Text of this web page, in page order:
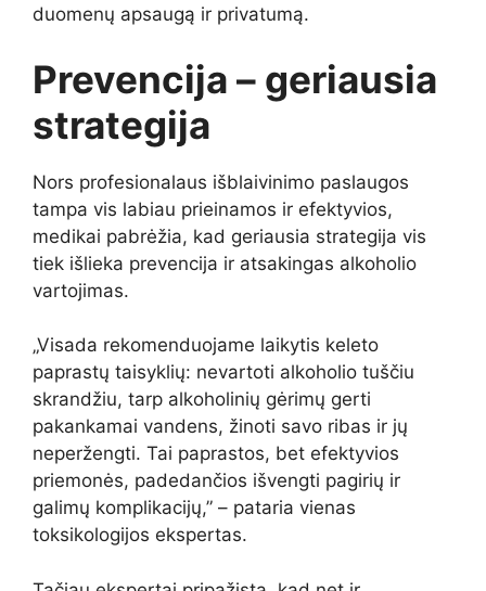
duomenų apsaugą ir privatumą.
Prevencija – geriausia
strategija
Nors profesionalaus išblaivinimo paslaugos
tampa vis labiau prieinamos ir efektyvios,
medikai pabrėžia, kad geriausia strategija vis
tiek išlieka prevencija ir atsakingas alkoholio
vartojimas.
„Visada rekomenduojame laikytis keleto
paprastų taisyklių: nevartoti alkoholio tuščiu
skrandžiu, tarp alkoholinių gėrimų gerti
pakankamai vandens, žinoti savo ribas ir jų
neperžengti. Tai paprastos, bet efektyvios
priemonės, padedančios išvengti pagirių ir
galimų komplikacijų,” – pataria vienas
toksikologijos ekspertas.